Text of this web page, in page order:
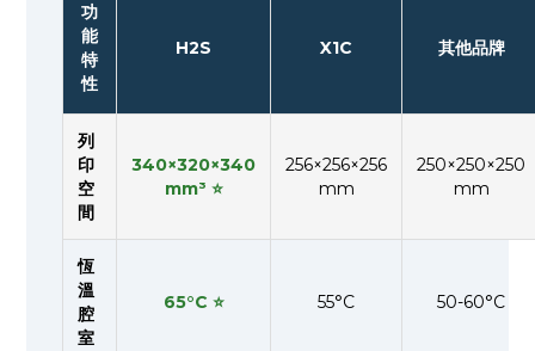
功
能
特
性
H2S X1C 其他品牌
列
印
空
間
340×320×340
mm³ ⭐
256×256×256
mm
250×250×250
mm
恆
溫
腔
室
65°C ⭐ 55°C 50-60°C